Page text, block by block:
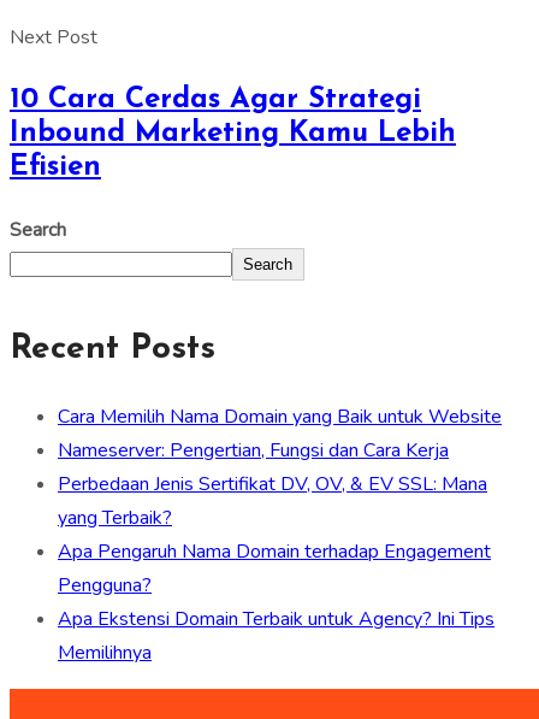
Next Post
10 Cara Cerdas Agar Strategi
Inbound Marketing Kamu Lebih
Efisien
Search
Search
Recent Posts
Cara Memilih Nama Domain yang Baik untuk Website
Nameserver: Pengertian, Fungsi dan Cara Kerja
Perbedaan Jenis Sertifikat DV, OV, & EV SSL: Mana
yang Terbaik?
Apa Pengaruh Nama Domain terhadap Engagement
Pengguna?
Apa Ekstensi Domain Terbaik untuk Agency? Ini Tips
Memilihnya